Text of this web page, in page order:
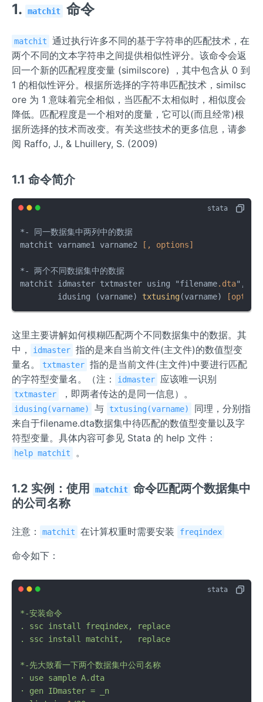
1. matchit 命令
matchit
通过执行许多不同的基于字符串的匹配技术，在
两个不同的文本字符串之间提供相似性评分。该命令会返
回一个新的匹配程度变量 (similscore) ，其中包含从 0 到
1 的相似性评分。根据所选择的字符串匹配技术，similsc
ore 为 1 意味着完全相似，当匹配不太相似时，相似度会
降低。匹配程度是一个相对的度量，它可以(而且经常)根
据所选择的技术而改变。有关这些技术的更多信息，请参
阅 Raffo, J., & Lhuillery, S. (2009)
1.1 命令简介
*- 同一数据集中两列中的数据
matchit varname1 varname2
[, options]
*- 两个不同数据集中的数据
matchit idmaster txtmaster using "filename.dta",
        idusing (varname)
txtusing(varname)
这里主要讲解如何模糊匹配两个不同数据集中的数据。其
中，
idmaster 指的是来自当前文件(主文件)的数值型变
量名。
txtmaster 指的是当前文件(主文件)中要进行匹配
的字符型变量名。（注：
idmaster 应该唯一识别
txtmaster ，即两者传达的是同一信息）。
idusing(varname) 与 txtusing(varname)
同理，分别指
来自于filename.dta数据集中待匹配的数值型变量以及字
符型变量。具体内容可参见 Stata 的 help 文件：
help matchit 。
1.2 实例：使用 matchit 命令匹配两个数据集中
的公司名称
注意： matchit 在计算权重时需要安装 freqindex
命令如下：
*-安装命令
.
ssc install freqindex,
replace
.
ssc install matchit, replace
*-先大致看一下两个数据集中公司名称
·
use sample A.dta
·
gen IDmaster =
_n